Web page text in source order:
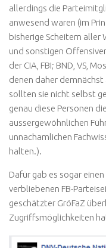
allerdings die
anwesend waren (im
bisherige Scheitern aller
und sonstigen
der CIA, FBI; BND, VS,
denen daher demnächst
sollten sie nicht selbst
genau diese Personen
aussergewöhnlichen
unnachamlichen
halten.).
Dafür gab es sogar
verbliebenen FB-
geschätzter GröFaZ
Zugriffsmöglichkeiten